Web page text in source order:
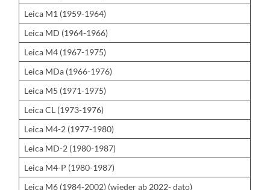
Leica M1 (1959-1964)
Leica MD (1964-1966)
Leica M4 (1967-1975)
Leica MDa (1966-1976)
Leica M5 (1971-1975)
Leica CL (1973-1976)
Leica M4-2 (1977-1980)
Leica MD-2 (1980-1987)
Leica M4-P (1980-1987)
Leica M6 (1984-2002) (wieder ab 2022- dato)